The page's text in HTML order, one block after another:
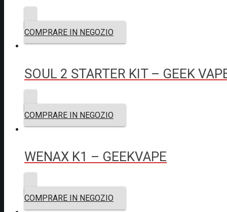
COMPRARE IN NEGOZIO
SOUL 2 STARTER KIT – GEEK
COMPRARE IN NEGOZIO
WENAX K1 – GEEKVAPE
COMPRARE IN NEGOZIO